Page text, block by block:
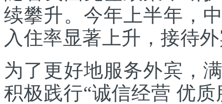
续攀升。今年上半年，
入住率显著上升，接待
为了更好地服务外宾，
积极践行“诚信经营 优